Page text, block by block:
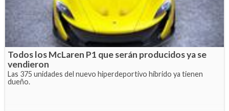
Todos los McLaren P1 que serán producidos ya se
vendieron
Las 375 unidades del nuevo hiperdeportivo híbrido ya tienen
dueño.